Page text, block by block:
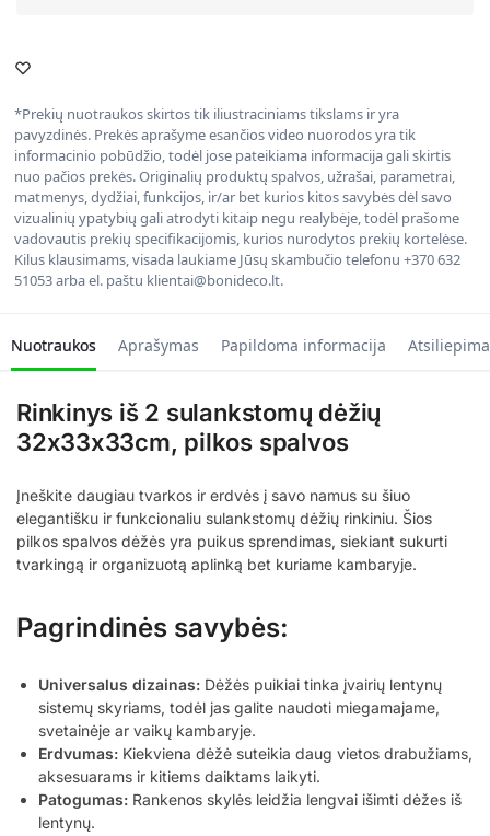
*Prekių nuotraukos skirtos tik iliustraciniams tikslams ir yra
pavyzdinės. Prekės aprašyme esančios video nuorodos yra tik
informacinio pobūdžio, todėl jose pateikiama informacija gali skirtis
nuo pačios prekės. Originalių produktų spalvos, užrašai, parametrai,
matmenys, dydžiai, funkcijos, ir/ar bet kurios kitos savybės dėl savo
vizualinių ypatybių gali atrodyti kitaip negu realybėje, todėl prašome
vadovautis prekių specifikacijomis, kurios nurodytos prekių kortelėse.
Kilus klausimams, visada laukiame Jūsų skambučio telefonu +370 632
51053 arba el. paštu klientai@bonideco.lt.
Nuotraukos Aprašymas Papildoma informacija
Rinkinys iš 2 sulankstomų dėžių
32x33x33cm, pilkos spalvos
Įneškite daugiau tvarkos ir erdvės į savo namus su šiuo
elegantišku ir funkcionaliu sulankstomų dėžių rinkiniu. Šios
pilkos spalvos dėžės yra puikus sprendimas, siekiant sukurti
tvarkingą ir organizuotą aplinką bet kuriame kambaryje.
Pagrindinės savybės:
Universalus dizainas: Dėžės puikiai tinka įvairių lentynų
sistemų skyriams, todėl jas galite naudoti miegamajame,
svetainėje ar vaikų kambaryje.
Erdvumas: Kiekviena dėžė suteikia daug vietos drabužiams,
aksesuarams ir kitiems daiktams laikyti.
Patogumas: Rankenos skylės leidžia lengvai išimti dėžes iš
lentynų.